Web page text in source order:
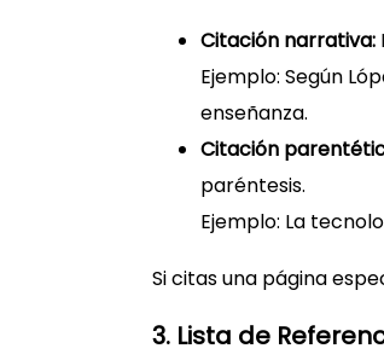
Citación narrativa:
Ejemplo: Según
enseñanza.
Citación
paréntesis.
Ejemplo: La
Si citas una página
3. Lista de